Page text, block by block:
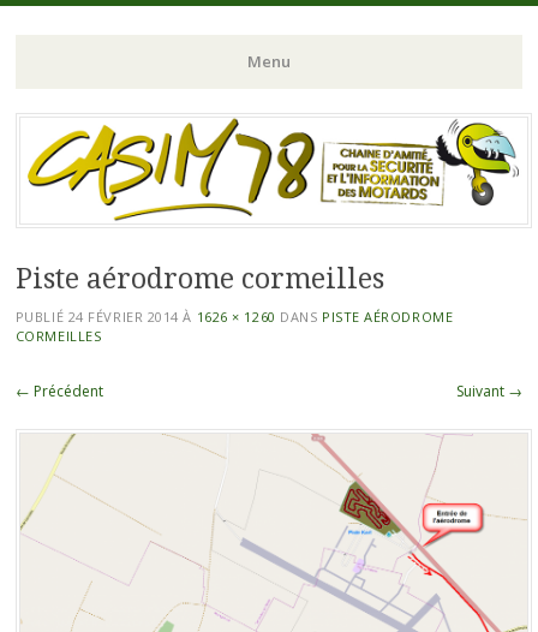
Menu
Aller
au
contenu
Piste aérodrome cormeilles
PUBLIÉ 24 FÉVRIER 2014 À 1626 × 1260 DANS PISTE AÉRODROME
CORMEILLES
← Précédent Suivant →